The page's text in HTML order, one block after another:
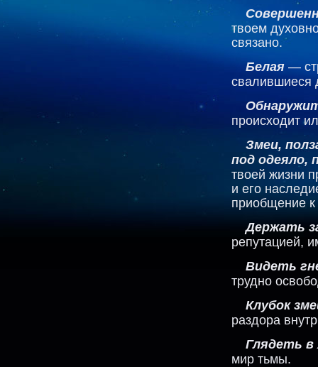
твоем
связано.
Белая —
свалившиеся
происходит
Змеи,
под одеяло,
твоей жизни
и его
приобщение
Держать
репутацией,
Видеть
трудно
Клубок
раздора
Глядеть в
мир тьмы.